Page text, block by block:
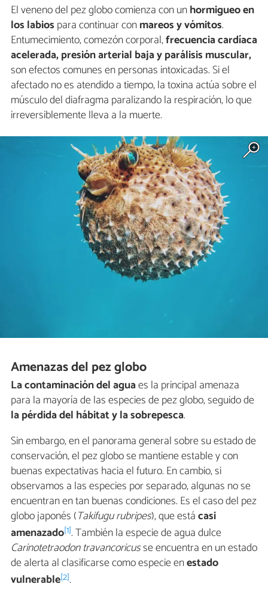
El veneno del pez globo comienza con unhormigueo en
los labios para continuar conmareos y vómitos.
Entumecimiento, comezón corporal,frecuencia cardíaca
acelerada, presión arterial baja y parálisis muscular,
son efectos comunes en personas intoxicadas. Si el
afectado no es atendido a tiempo, la toxina actúa sobre el
músculo del diafragma paralizando la respiración, lo que
irreversiblemente lleva a la muerte.
Amenazas del pez globo
La contaminación del aguaes la principal amenaza
para la mayoría de las especies de pez globo, seguido de
la pérdida del hábitat y la sobrepesca.
Sin embargo, en el panorama general sobre su estado de
conservación, el pez globo se mantiene estable y con
buenas expectativas hacia el futuro. En cambio, si
observamos a las especies por separado, algunas no se
encuentran en tan buenas condiciones. Es el caso del pez
globo japonés (Takifugu rubripes), que estácasi
amenazado[1]. También la especie de agua dulce
Carinotetraodon travancoricusse encuentra en un estado
de alerta al clasificarse como especie enestado
vulnerable[2].